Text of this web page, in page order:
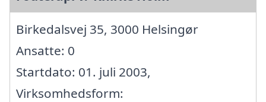
Birkedalsvej 35, 3000 Helsingør
Ansatte: 0
Startdato: 01. juli 2003,
Virksomhedsform: